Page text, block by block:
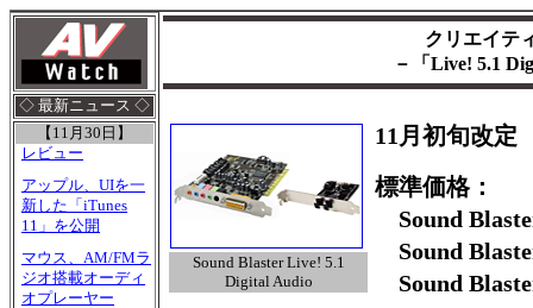
◇ 最新ニュース ◇
【11月30日】
レビュー
アップル、UIを一
新した「iTunes
11」を公開
マウス、AM/FMラ
ジオ搭載オーディ
オプレーヤー
クリエイテ
－「Live! 5.1
Sound Blaster Live! 5.1
Digital Audio
11月初旬改定
標準価格：
Sound
Sound
Sound